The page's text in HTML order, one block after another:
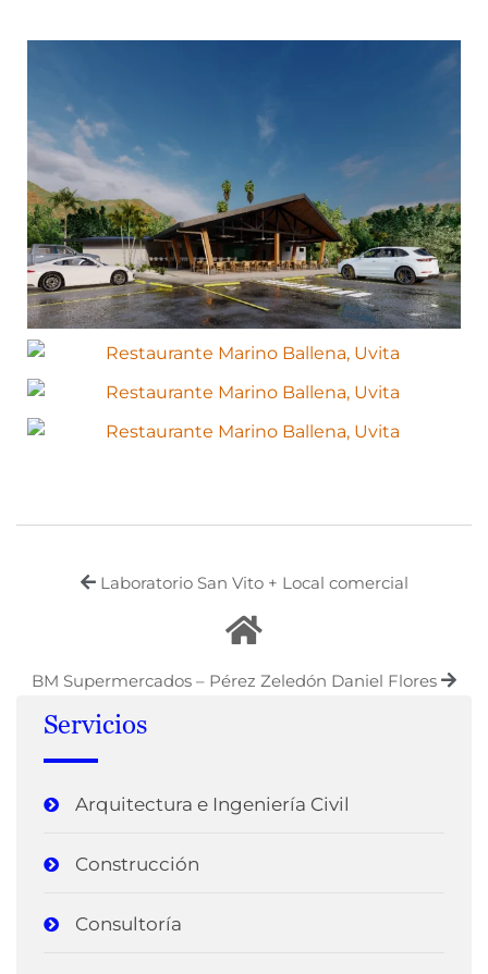
Laboratorio San Vito + Local comercial
BM Supermercados – Pérez Zeledón Daniel Flores
Servicios
Arquitectura e Ingeniería Civil
Construcción
Consultoría